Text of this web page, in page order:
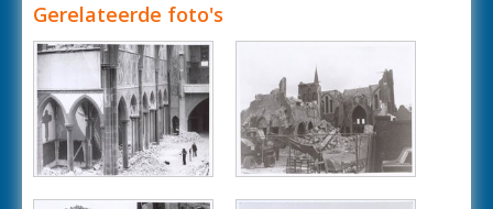
Gerelateerde foto's